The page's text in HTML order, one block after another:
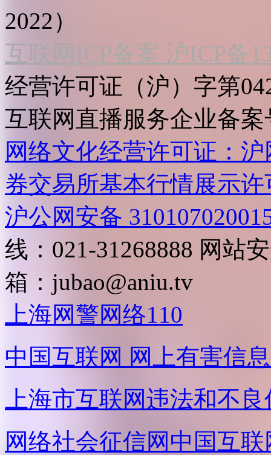
2022）
互联网ICP备案 沪ICP备
经营许可证（沪）字第
互联网直播服务企业备案
网络文化经营许可证：
券交易所基本行情展示许
沪公网安备
线：021-31268888 网站
箱： jubao@aniu.tv
上海网警网络110
中国互联网 网上有害信
上海市互联网违法和不
网络社会征信网 中国互